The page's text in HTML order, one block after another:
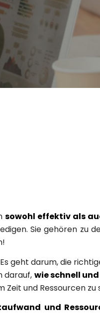
sowohl effektiv als
Sie gehören zu
geht darum, die
darauf, wie schnell
und Ressourcen zu
und